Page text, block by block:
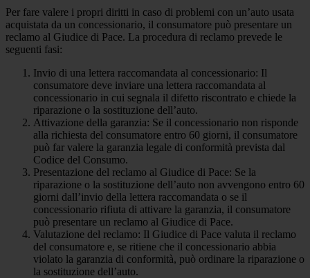
Per fare valere i propri diritti in caso di problemi con un’auto usata
acquistata da un concessionario, il consumatore può presentare un
reclamo al Giudice di Pace. La procedura di reclamo prevede le
seguenti fasi:
Invio di una lettera raccomandata al concessionario: Il
consumatore deve inviare una lettera raccomandata al
concessionario in cui segnala il difetto riscontrato e chiede la
riparazione o la sostituzione dell’auto.
Attivazione della garanzia: Se il concessionario non risponde
alla richiesta del consumatore entro 60 giorni, il consumatore
può far valere la garanzia legale di conformità prevista dal
Codice del Consumo.
Presentazione del reclamo al Giudice di Pace: Se la
riparazione o la sostituzione dell’auto non avvengono entro 60
giorni dall’invio della lettera raccomandata o se il
concessionario rifiuta di attivare la garanzia, il consumatore
può presentare un reclamo al Giudice di Pace.
Valutazione del reclamo: Il Giudice di Pace valuta il reclamo
del consumatore e, se ritiene che il concessionario abbia
violato la garanzia di conformità, può ordinare la riparazione o
la sostituzione dell’auto.